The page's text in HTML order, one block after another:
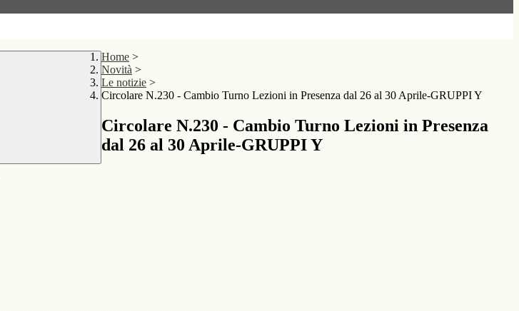
Home >
Novità >
Le notizie >
Circolare N.230 - Cambio Turno Lezioni in Presenza dal 26 al 30 Aprile-GRUPPI Y
Circolare N.230 - Cambio Turno Lezioni in Presenza
dal 26 al 30 Aprile-GRUPPI Y